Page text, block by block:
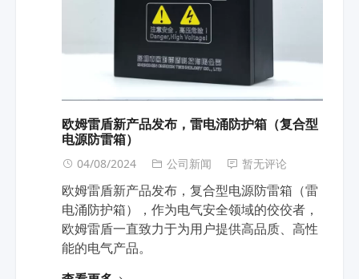
欧姆雷盾新产品发布，雷电涌防护箱（复合型
电源防雷箱）
04/08/2024 公司新闻 暂无评论
欧姆雷盾新产品发布，复合型电源防雷箱（雷
电涌防护箱），作为电气安全领域的佼佼者，
欧姆雷盾一直致力于为用户提供高品质、高性
能的电气产品。